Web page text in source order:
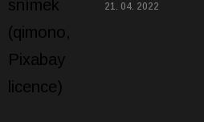
21. 04. 2022